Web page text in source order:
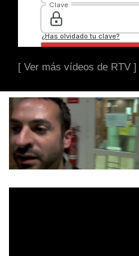
[ Ver más vídeos de RTV ]